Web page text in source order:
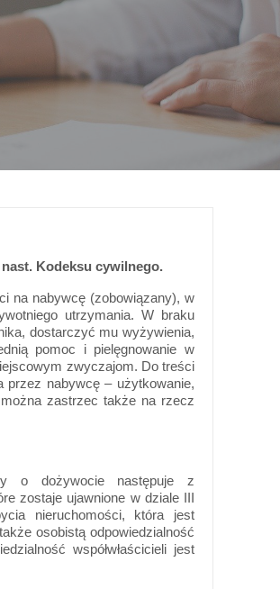
Kodeksu cywilnego.
na nabywcę (zobowiązany), w
utrzymania. W braku
dostarczyć mu wyżywienia,
pomoc i pielęgnowanie w
zwyczajom. Do treści
przez nabywcę – użytkowanie,
zastrzec także na rzecz
o dożywocie następuje z
zostaje ujawnione w dziale III
nieruchomości, która jest
osobistą odpowiedzialność
współwłaścicieli jest